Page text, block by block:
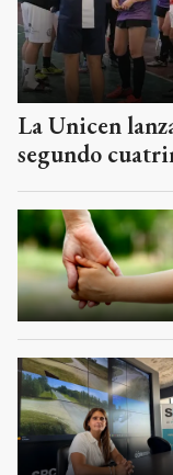
La Unicen
segundo